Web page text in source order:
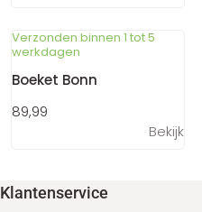
Verzonden binnen 1 tot 5
werkdagen
Boeket Bonn
89,99
Bekijk
Klantenservice